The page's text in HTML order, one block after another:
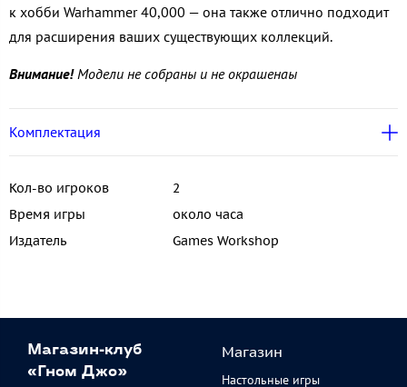
к хобби Warhammer 40,000 — она также отлично подходит
для расширения ваших существующих коллекций.
Внимание!Модели не собраны и не окрашенаы
Комплектация
Кол-во игроков
2
Время игры
около часа
Издатель
Games Workshop
Магазин-клуб
«Гном Джо»
Магазин
Настольные игры